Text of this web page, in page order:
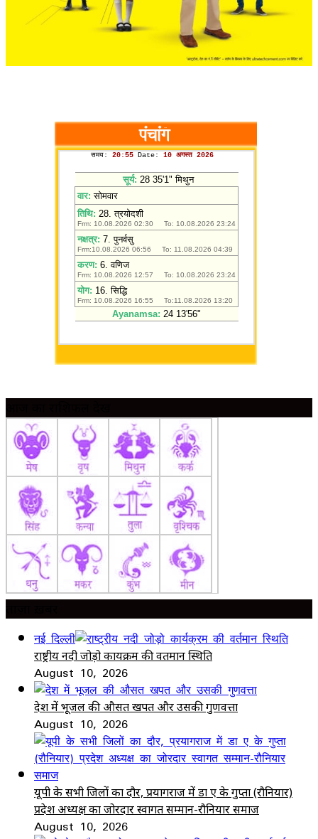
नई दिल्ली
राष्ट्रीय नदी जोड़ो कार्यक्रम की वर्तमान स्थिति
August 10, 2026
देश में भूजल की औसत खपत और उसकी गुणवत्ता
August 10, 2026
यूपी के सभी जिलों का दौर, प्रयागराज में डा ए के गुप्ता (रौनियार)
प्रदेश अध्यक्ष का जोरदार स्वागत सम्मान-रौनियार समाज
August 10, 2026